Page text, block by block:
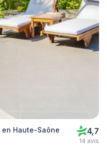
Haute-Saône
4,7
14 avis